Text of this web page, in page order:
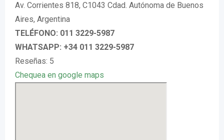
Av. Corrientes 818, C1043 Cdad. Autónoma de Buenos
Aires, Argentina
TELÉFONO: 011 3229-5987
WHATSAPP: +34 011 3229-5987
Reseñas: 5
Chequea en google maps